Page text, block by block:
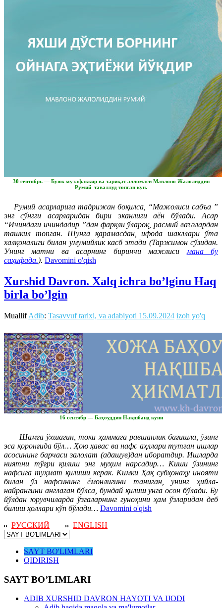
30 сентябрь — Буюк мутафаккир ва тариқат алломаси Мавлоно Жалолиддин
Румий таваллуд топган кун.
Румий асарларига тадрижан боқилса, “Мажолиси сабъа ”
энг сўнгги асарларидан бири эканлиги аён бўлади. Асар
“Ичиндаги ичиндадир ”дан фарқли ўлароқ, расмий ваъзлардан
ташкил топган. Шунга қарамасдан, ифода шакллари ўта
халқоналиги билан умумийлик касб этади (Таржимон сўзидан.
Унинг матни ва асарнинг биринчи мажлиси мана бу
саҳифада.). Davomini o'qish
Xurshid Davron. Xalq ichra bo’lginu Haq
birla bo’lgin
MuallifAdib: Tasavvuf tarixi, va adabiyoti 15.09.2024 izoh yo'q
16 сентябр — Баҳоуддин Нақшбанд куни
Шамга ўхшагин, токи ҳаммага равшанлик бағишла, ўзинг
эса қоронғида бўл… Ҳою ҳавас ва нафс аҳллари тутган ишлар
асосининг барчаси залолат (адашув)дан иборатдир. Ишларда
ниятни тўғри қилиш энг муҳим нарсадир… Киши ўзининг
нафсига туҳмат қилиши керак. Кимки Ҳақ субҳонаҳу инояти
билан ўз нафсининг ёмонлигини таниган, унинг ҳийла-
найрангини англаган бўлса, бундай қилиш унга осон бўлади. Бу
йўлдан юрувчиларда ўзгаларнинг гуноҳини ҳам ўзларидан деб
билиш ҳоллари кўп бўлади… Davomini o'qish
РУССКИЙ
ENGLISH
SAYT BO'LIMLARI
QIDIRISH
SAYT BO’LIMLARI
ADIB XURSHID DAVRON HAYOTI VA IJODI